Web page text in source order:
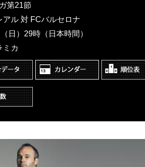
第21節
アル 対 FCバルセロナ
日）29時（日本時間）
ミカ